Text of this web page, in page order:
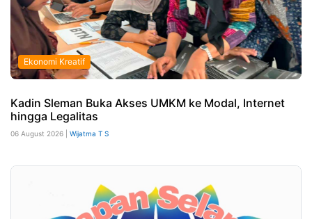
Ekonomi Kreatif
Kadin Sleman Buka Akses UMKM ke Modal, Internet
hingga Legalitas
06 August 2026 | Wijatma T S